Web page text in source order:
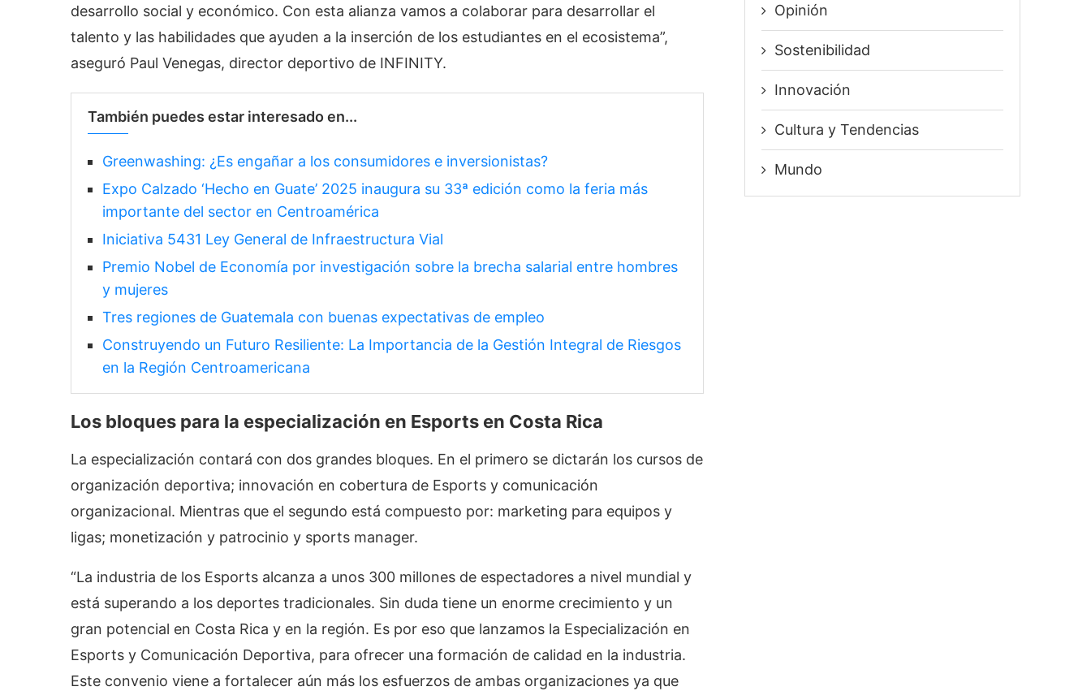
desarrollo social y económico. Con esta alianza vamos a colaborar para desarrollar el
talento y las habilidades que ayuden a la inserción de los estudiantes en el ecosistema”,
aseguró Paul Venegas, director deportivo de INFINITY.
También puedes estar interesado en...
Greenwashing: ¿Es engañar a los consumidores e inversionistas?
Expo Calzado ‘Hecho en Guate’ 2025 inaugura su 33ª edición como la feria más
importante del sector en Centroamérica
Iniciativa 5431 Ley General de Infraestructura Vial
Premio Nobel de Economía por investigación sobre la brecha salarial entre hombres
y mujeres
Tres regiones de Guatemala con buenas expectativas de empleo
Construyendo un Futuro Resiliente: La Importancia de la Gestión Integral de Riesgos
en la Región Centroamericana
Los bloques para la especialización en Esports en Costa Rica
La especialización contará con dos grandes bloques. En el primero se dictarán los cursos de
organización deportiva; innovación en cobertura de Esports y comunicación
organizacional. Mientras que el segundo está compuesto por: marketing para equipos y
ligas; monetización y patrocinio y sports manager.
“La industria de los Esports alcanza a unos 300 millones de espectadores a nivel mundial y
está superando a los deportes tradicionales. Sin duda tiene un enorme crecimiento y un
gran potencial en Costa Rica y en la región. Es por eso que lanzamos la Especialización en
Esports y Comunicación Deportiva, para ofrecer una formación de calidad en la industria.
Este convenio viene a fortalecer aún más los esfuerzos de ambas organizaciones ya que
Opinión
Sostenibilidad
Innovación
⁠Cultura y Tendencias
Mundo